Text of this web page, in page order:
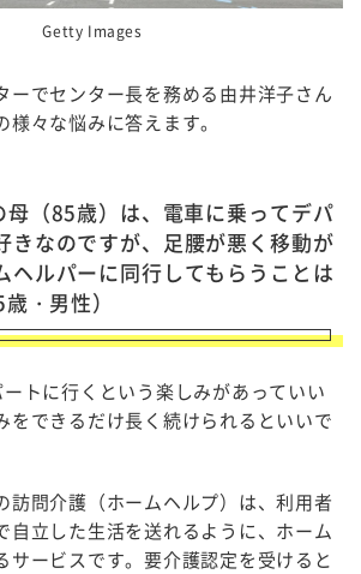
Getty Images
ーでセンター長を務める由井洋子さん
々な悩みに答えます。
母（85歳）は、電車に乗ってデパ
きなのですが、足腰が悪く移動が
ヘルパーに同行してもらうことは
・男性）
トに行くという楽しみがあっていい
をできるだけ長く続けられるといいで
訪問介護（ホームヘルプ）は、利用者
自立した生活を送れるように、ホーム
サービスです。要介護認定を受けると